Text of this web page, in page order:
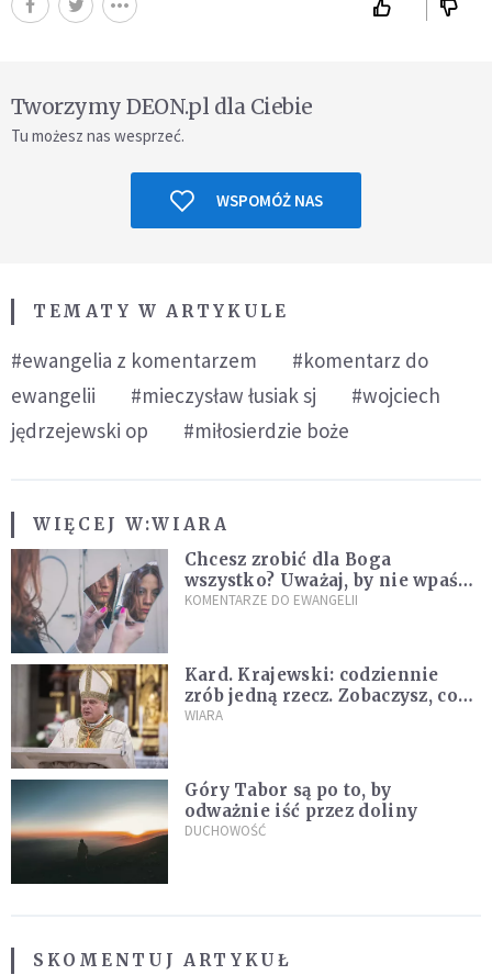
Tworzymy DEON.pl dla Ciebie
Tu możesz nas wesprzeć.
WSPOMÓŻ NAS
TEMATY W ARTYKULE
#ewangelia z komentarzem
#komentarz do
ewangelii
#mieczysław łusiak sj
#wojciech
jędrzejewski op
#miłosierdzie boże
WIĘCEJ W:WIARA
Chcesz zrobić dla Boga
wszystko? Uważaj, by nie wpaść
w groźną pułapkę
KOMENTARZE DO EWANGELII
Kard. Krajewski: codziennie
zrób jedną rzecz. Zobaczysz, co
stanie się z twoim życiem
WIARA
Góry Tabor są po to, by
odważnie iść przez doliny
DUCHOWOŚĆ
SKOMENTUJ ARTYKUŁ